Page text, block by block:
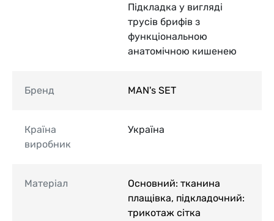
Підкладка у вигляді
трусів брифів з
функціональною
анатомічною кишенею
Бренд MAN's SET
Країна
виробник
Україна
Матеріал
Основний: тканина
плащівка, підкладочний:
трикотаж сітка